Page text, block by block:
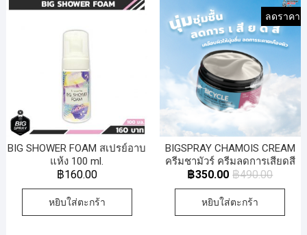
BIG SHOWER FOAM สเปรย์อาบ
แห้ง 100 ml.
฿160.00
หยิบใส่ตะกร้า
ลดราคา!
BIGSPRAY CHAMOIS CREAM
ครีมชามัวร์ ครีมลดการเสียดสี
และการระคายเคือง
฿490.00
฿350.00
หยิบใส่ตะกร้า